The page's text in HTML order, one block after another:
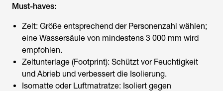
Must-haves:
Zelt: Größe entsprechend der Personenzahl wählen;
eine Wassersäule von mindestens 3 000 mm wird
empfohlen.
Zeltunterlage (Footprint): Schützt vor Feuchtigkeit
und Abrieb und verbessert die Isolierung.
Isomatte oder Luftmatratze: Isoliert gegen